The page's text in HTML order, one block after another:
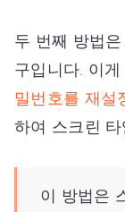
두 번째 방법
구입니다. 이게
밀번호를 재설
하여 스크린
이 방법은